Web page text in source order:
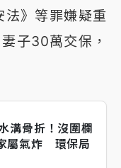
》等罪嫌疑重
子30萬交保，
溝骨折！沒圍欄
屬氣炸 環保局